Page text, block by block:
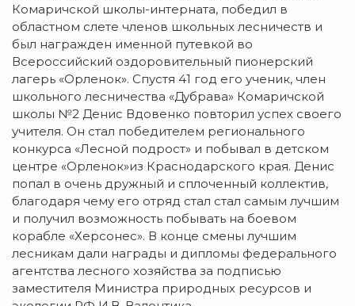
Комаричской школы-интерната, победил в
областном слете членов школьных лесничеств и
был награжден именной путевкой во
Всероссийский оздоровительный пионерский
лагерь «Орленок». Спустя 41 год его ученик, член
школьного лесничества «Дубрава» Комаричской
школы №2 Денис Вдовенко повторил успех своего
учителя. Он стал победителем регионального
конкурса «Лесной подрост» и побывал в детском
центре «Орленок»из Краснодарского края. Денис
попал в очень дружный и сплоченный коллектив,
благодаря чему его отряд стал стал самым лучшим
и получил возможность побывать на боевом
корабле «Херсонес». В конце смены лучшим
лесникам дали награды и дипломы федерального
агентства лесного хозяйства за подписью
заместителя Министра природных ресурсов и